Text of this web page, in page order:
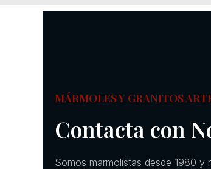
MÁRMOLES Y GRANITOS
Contacta con
Somos marmolistas desde 1980 y